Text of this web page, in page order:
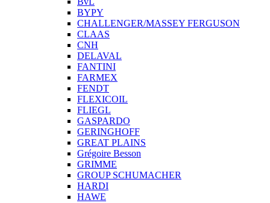
BYPY
CHALLENGER/MASSEY FERGUSON
CLAAS
CNH
DELAVAL
FANTINI
FARMEX
FENDT
FLEXICOIL
FLIEGL
GASPARDO
GERINGHOFF
GREAT PLAINS
Grégoire Besson
GRIMME
GROUP SCHUMACHER
HARDI
HAWE